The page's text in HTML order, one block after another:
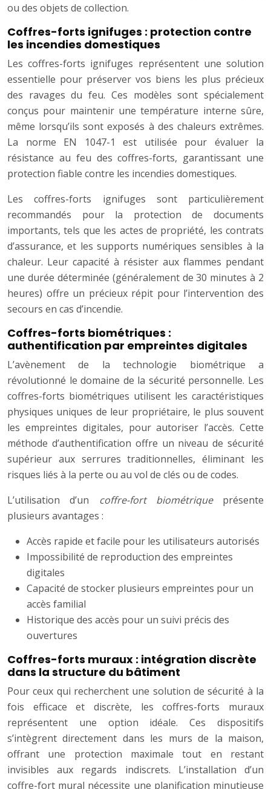
ou des objets de collection.
Coffres-forts ignifuges : protection contre
les incendies domestiques
Les coffres-forts ignifuges représentent une solution
essentielle pour préserver vos biens les plus précieux
des ravages du feu. Ces modèles sont spécialement
conçus pour maintenir une température interne sûre,
même lorsqu’ils sont exposés à des chaleurs extrêmes.
La norme EN 1047-1 est utilisée pour évaluer la
résistance au feu des coffres-forts, garantissant une
protection fiable contre les incendies domestiques.
Les coffres-forts ignifuges sont particulièrement
recommandés pour la protection de documents
importants, tels que les actes de propriété, les contrats
d’assurance, et les supports numériques sensibles à la
chaleur. Leur capacité à résister aux flammes pendant
une durée déterminée (généralement de 30 minutes à 2
heures) offre un précieux répit pour l’intervention des
secours en cas d’incendie.
Coffres-forts biométriques :
authentification par empreintes digitales
L’avènement de la technologie biométrique a
révolutionné le domaine de la sécurité personnelle. Les
coffres-forts biométriques utilisent les caractéristiques
physiques uniques de leur propriétaire, le plus souvent
les empreintes digitales, pour autoriser l’accès. Cette
méthode d’authentification offre un niveau de sécurité
supérieur aux serrures traditionnelles, éliminant les
risques liés à la perte ou au vol de clés ou de codes.
L’utilisation d’un coffre-fort biométrique présente
plusieurs avantages :
Accès rapide et facile pour les utilisateurs autorisés
Impossibilité de reproduction des empreintes
digitales
Capacité de stocker plusieurs empreintes pour un
accès familial
Historique des accès pour un suivi précis des
ouvertures
Coffres-forts muraux : intégration discrète
dans la structure du bâtiment
Pour ceux qui recherchent une solution de sécurité à la
fois efficace et discrète, les coffres-forts muraux
représentent une option idéale. Ces dispositifs
s’intègrent directement dans les murs de la maison,
offrant une protection maximale tout en restant
invisibles aux regards indiscrets. L’installation d’un
coffre-fort mural nécessite une planification minutieuse